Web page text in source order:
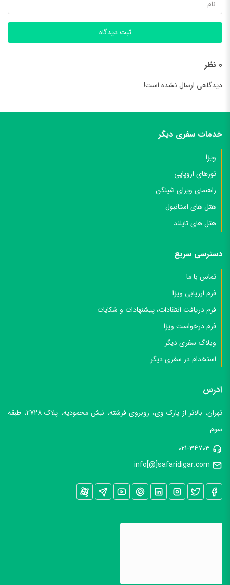
ثبت دیدگاه
0 نظر
دیدگاهی ارسال نشده است!
خدمات سفری دیگر
ویزا
تورهای اروپایی
راهنمای ویزای شینگن
هتل های استانبول
هتل های تایلند
دسترسی سریع
تماس با ما
فرم ارزیابی ویزا
فرم دریافت انتقادات، پیشنهادات و شکایات
فرم درخواست ویزا
وبلاگ سفری دیگر
استخدام در سفری دیگر
آدرس
تهران، بالاتر از پارک وی، روبروی فرشته، نبش محمودیه، پلاک 2728، طبقه
سوم
021-34703
info[@]safaridigar.com